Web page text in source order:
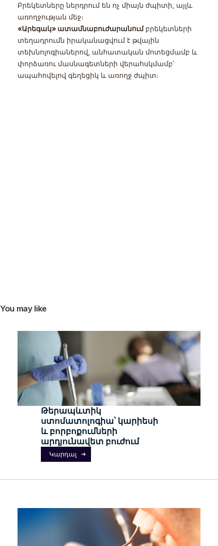
Բրեկետները ներդրում են ոչ միայն ժպիտի, այլև
առողջության մեջ։
«Արեգակ» ատամնաբուժարանումբրեկետների
տեղադրումն իրականացվում է թվային
տեխնոլոգիաներով, անհատական մոտեցմամբ և
փորձառու մասնագետների վերահսկմամբ՝
ապահովելով գեղեցիկ և առողջ ժպիտ։
You may like
Թերապևտիկ
ստոմատոլոգիա՝ կարիեսի
և բորբոքումների
արդյունավետ բուժում
Կարդալ